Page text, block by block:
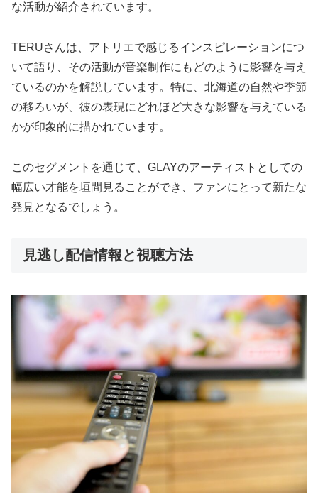
な活動が紹介されています。
TERUさんは、アトリエで感じるインスピレーションにつ
いて語り、その活動が音楽制作にもどのように影響を与え
ているのかを解説しています。特に、北海道の自然や季節
の移ろいが、彼の表現にどれほど大きな影響を与えている
かが印象的に描かれています。
このセグメントを通じて、GLAYのアーティストとしての
幅広い才能を垣間見ることができ、ファンにとって新たな
発見となるでしょう。
見逃し配信情報と視聴方法